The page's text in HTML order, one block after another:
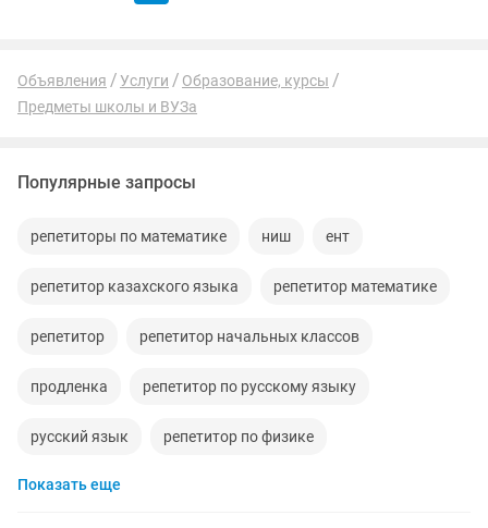
Объявления Услуги
Образование, курсы
Предметы школы и ВУЗа
Популярные запросы
репетиторы по математике ниш ент
репетитор казахского языка репетитор математике
репетитор репетитор начальных классов
продленка репетитор по русскому языку
русский язык репетитор по физике
казахский язык
Показать еще